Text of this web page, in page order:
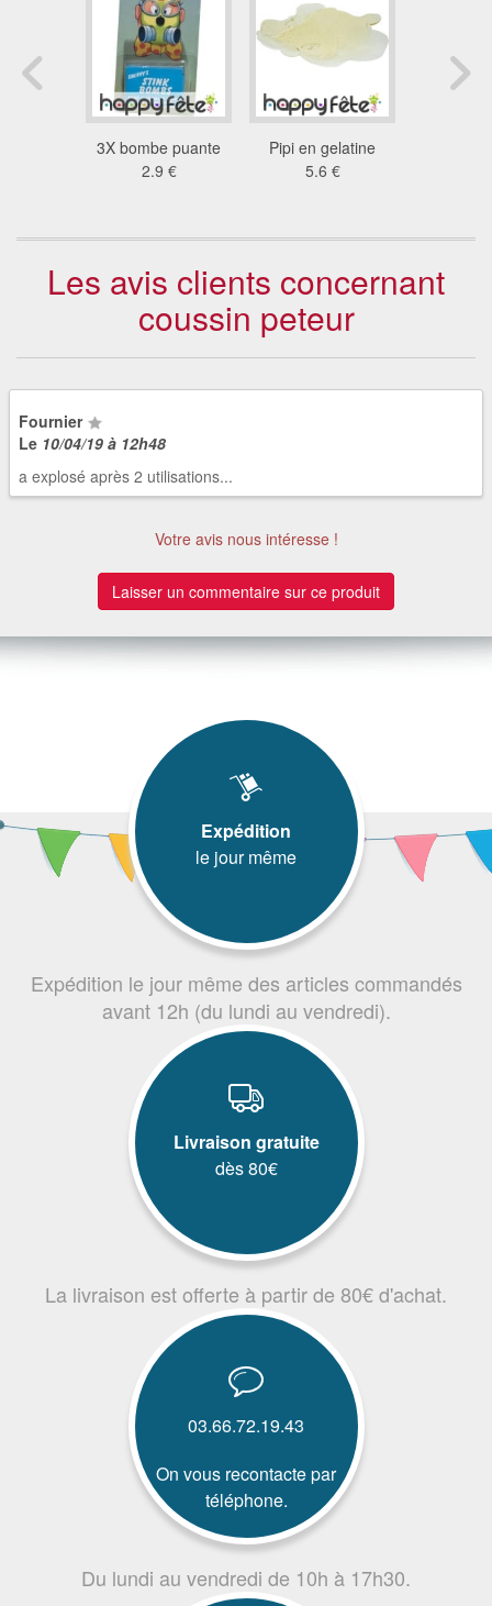
3X bombe puante
2.9 €
Pipi en gelatine
5.6 €
Les avis clients concernant
coussin peteur
Fournier
Le 10/04/19 à 12h48
a explosé après 2 utilisations...
Votre avis nous intéresse !
Laisser un commentaire sur ce produit
Expédition
le jour même
Expédition le jour même des articles commandés
avant 12h (du lundi au vendredi).
Livraison gratuite
dès 80€
La livraison est offerte à partir de 80€ d'achat.
03.66.72.19.43
On vous recontacte par
téléphone.
Du lundi au vendredi de 10h à 17h30.